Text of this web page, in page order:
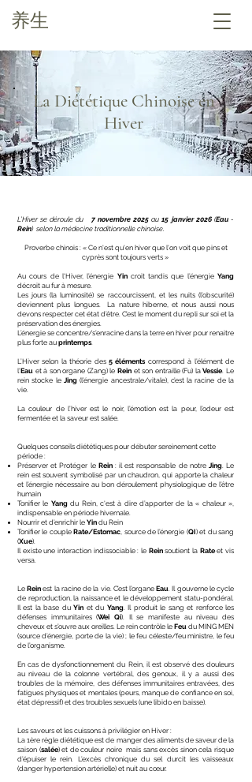
养生
La Diététique Chinoise en
Hiver
L’Hiver se déroule du 7 novembre 2025 au15 janvier 2026(Eau-
Rein) selon la médecine traditionnelle chinoise.
Proverbe chinois : « Ce n'est qu'en hiver que l'on voit que pins et
cyprès sont toujours verts » ​
Au cours de l'Hiver, l’énergie Yincroit tandis que l’énergie Yang
décroit au fur à mesure.
Les jours (la luminosité) se raccourcissent, et les nuits (l’obscurité)
deviennent plus longues. La nature hiberne, et nous aussi nous
devons respecter cet état d’être. C’est le moment du repli sur soi et la
préservation des énergies.
L’énergie se concentre/s’enracine dans la terre en hiver pour renaitre
plus forte au printemps.
L’Hiver selon la théorie des 5 élémentscorrespond à l’élément de
l'Eau et à son organe (Zang) leRein et son entraille (Fu) laVessie. Le
rein stocke le Jing(l’énergie ancestrale/vitale), c’est la racine de la
vie.
La couleur de l’hiver est le noir, l’émotion est la peur, l’odeur est
fermentée et la saveur est salée.
Quelques conseils diététiques pour débuter sereinement cette
période :
Préserver et Protéger le Rein: il est responsable de notre Jing. Le
rein est souvent symbolisé par un chaudron, qui apporte la chaleur
et l’énergie nécessaire au bon déroulement physiologique de l’être
humain
Tonifier le Yangdu Rein, c'est à dire d’apporter de la « chaleur »,
indispensable en période hivernale.
Nourrir et d’enrichir le Yin du Rein
Tonifier le coupleRate/Estomac, source de l’énergie (QI) et du sang
(Xue).
Il existe une interaction indissociable : le Reinsoutient la Rateet vis
versa.
LeRein est la racine de la vie. C’est l’organeEau. Il gouverne le cycle
de reproduction, la naissance et le développement statu-pondéral.
Il est la base duYin et du Yang. Il produit le sang et renforce les
défenses immunitaires (Wei Qi). Il se manifeste au niveau des
cheveux et s’ouvre aux oreilles. Le rein contrôle le Feu du MING MEN
(source d’énergie, porte de la vie) ; le feu céleste/feu ministre, le feu
de l’organisme.
En cas de dysfonctionnement du Rein, il est observé des douleurs
au niveau de la colonne vertébral, des genoux, il y a aussi des
troubles de la mémoire, des défenses immunitaires entravées, des
fatigues physiques et mentales (peurs, manque de confiance en soi,
état dépressif) et des troubles sexuels (une libido en baisse).
Les saveurs et les cuissons à privilégier en Hiver : ​
La 1ère règle diététique est de manger des aliments de saveur de la
saison (salée) et de couleur noire mais sans excès sinon cela risque
d’épuiser le rein. L’excès chronique du sel durcit les vaisseaux
(danger hypertension artérielle) et nuit au cœur.